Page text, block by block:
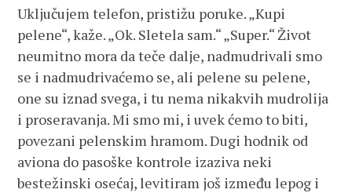
Uključujem telefon, pristižu poruke. „Kupi
pelene“, kaže. „Ok. Sletela sam.“ „Super.“ Život
neumitno mora da teče dalje, nadmudrivali smo
se i nadmudrivaćemo se, ali pelene su pelene,
one su iznad svega, i tu nema nikakvih mudrolija
i proseravanja. Mi smo mi, i uvek ćemo to biti,
povezani pelenskim hramom. Dugi hodnik od
aviona do pasoške kontrole izaziva neki
bestežinski osećaj, levitiram još između lepog i